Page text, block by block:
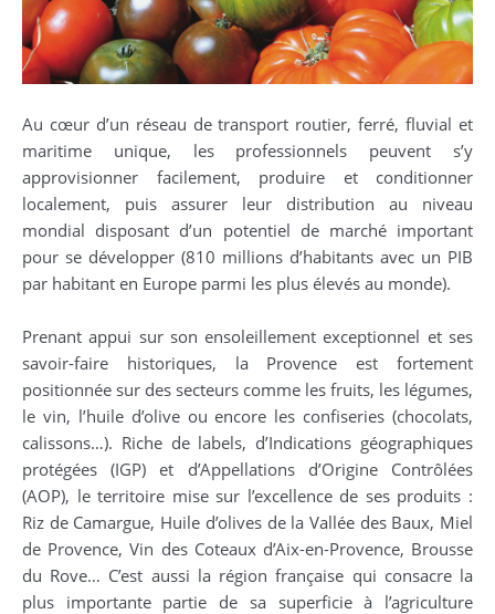
Au cœur d’un réseau de transport routier, ferré, fluvial et
maritime unique, les professionnels peuvent s’y
approvisionner facilement, produire et conditionner
localement, puis assurer leur distribution au niveau
mondial disposant d’un potentiel de marché important
pour se développer (810 millions d’habitants avec un PIB
par habitant en Europe parmi les plus élevés au monde).
Prenant appui sur son ensoleillement exceptionnel et ses
savoir-faire historiques, la Provence est fortement
positionnée sur des secteurs comme les fruits, les légumes,
le vin, l’huile d’olive ou encore les confiseries (chocolats,
calissons…). Riche de labels, d’Indications géographiques
protégées (IGP) et d’Appellations d’Origine Contrôlées
(AOP), le territoire mise sur l’excellence de ses produits :
Riz de Camargue, Huile d’olives de la Vallée des Baux, Miel
de Provence, Vin des Coteaux d’Aix-en-Provence, Brousse
du Rove… C’est aussi la région française qui consacre la
plus importante partie de sa superficie à l’agriculture